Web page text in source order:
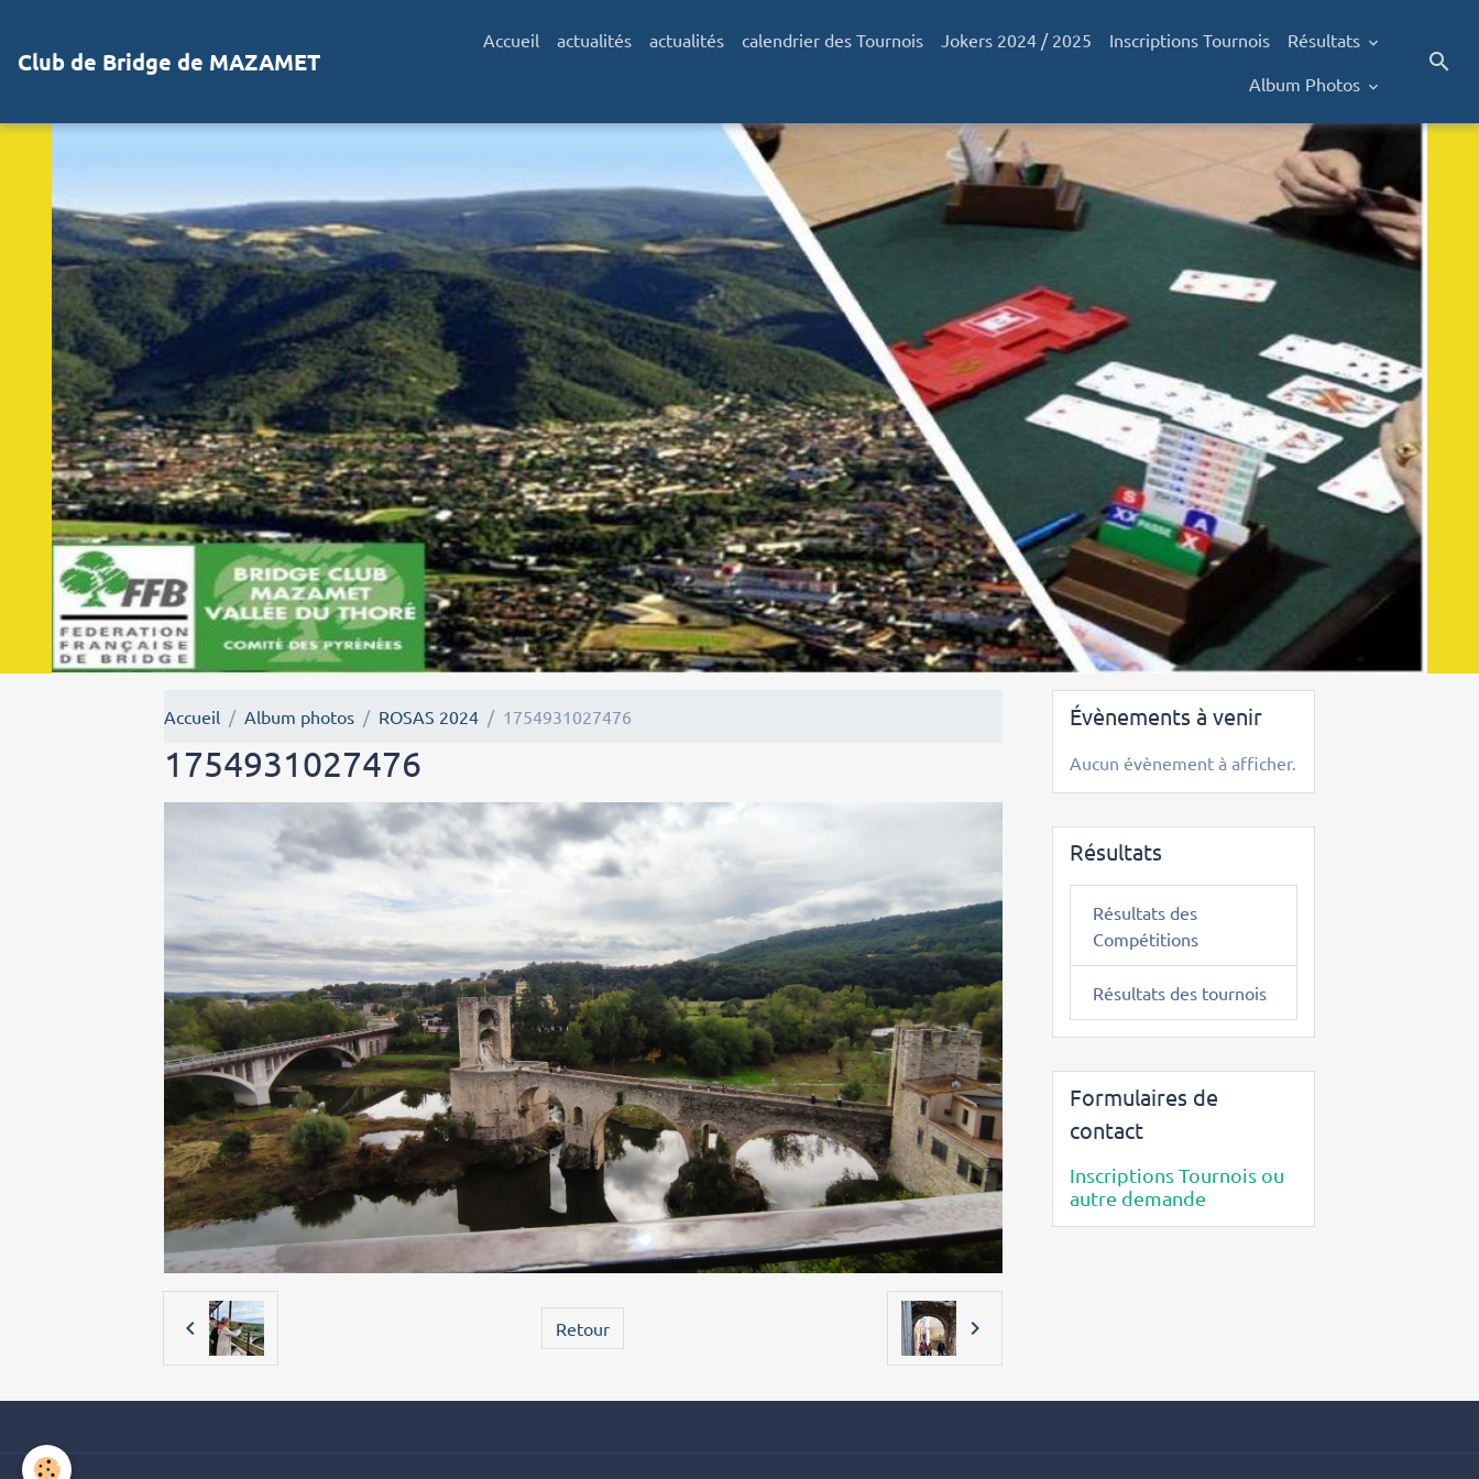
Club de Bridge de MAZAMET
Accueil actualités actualités calendrier des Tournois Jokers 2024 / 2025 Inscriptions Tournois
Résultats
Album Photos
Accueil Album photos ROSAS 2024 1754931027476
1754931027476
Retour
Évènements à venir
Aucun évènement à afficher.
Résultats
Résultats des
Compétitions
Résultats des tournois
Formulaires de
contact
Inscriptions Tournois ou
autre demande